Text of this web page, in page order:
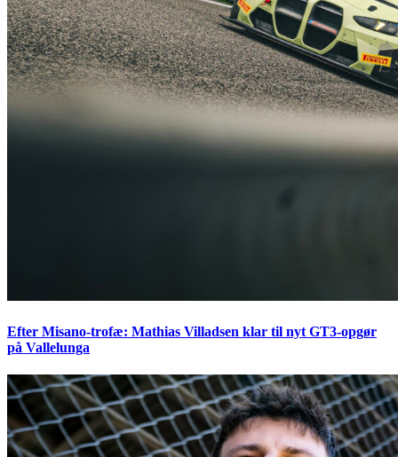
Efter Misano-trofæ: Mathias Villadsen klar til nyt GT3-opgør
på Vallelunga